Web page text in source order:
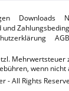
Downloads
und
AGB
Mehrwertsteuer
wenn
- All Rights